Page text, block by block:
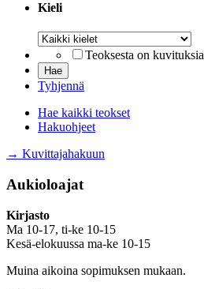
Kieli
Kieli
Teoksesta on kuvituksia
Tyhjennä
Hae kaikki teokset
Hakuohjeet
→ Kuvittajahakuun
Aukioloajat
Kirjasto
Ma 10-17, ti-ke 10-15
Kesä-elokuussa ma-ke 10-15
Muina aikoina sopimuksen mukaan.